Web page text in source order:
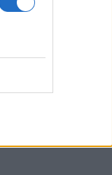
ρυθμιστικό
(επιβολή και